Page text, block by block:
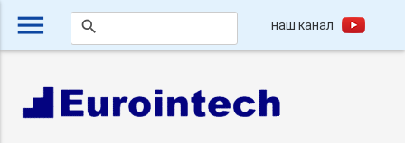
menu search наш канал